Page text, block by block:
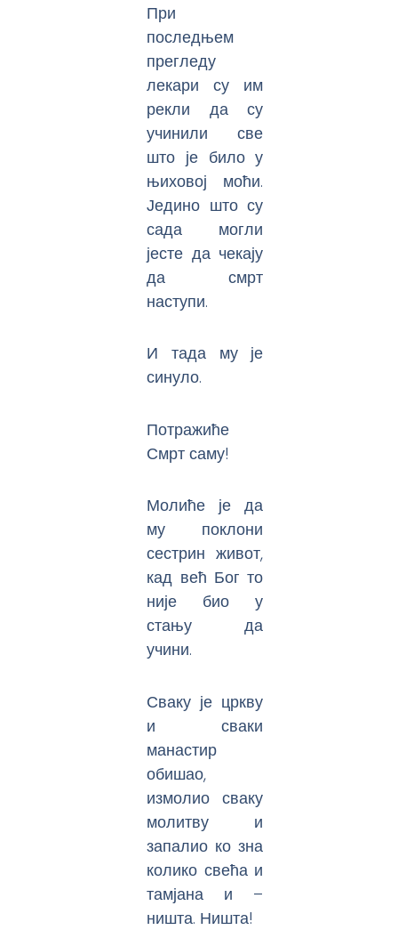
При
последњем
прегледу
лекари су им
рекли да су
учинили све
што је било у
њиховој моћи.
Једино што су
сада могли
јесте да чекају
да смрт
наступи.
И тада му је
синуло.
Потражиће
Смрт саму!
Молиће је да
му поклони
сестрин живот,
кад већ Бог то
није био у
стању да
учини.
Сваку је цркву
и сваки
манастир
обишао,
измолио сваку
молитву и
запалио ко зна
колико свећа и
тамјана и –
ништа. Ништа!